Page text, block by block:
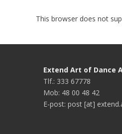
This browser does not
Extend Art of Dance
Tlf.: 333 67778
Mob: 48 00 48 42
E-post: post [at]